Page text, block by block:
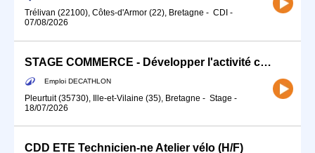
Trélivan (22100), Côtes-d'Armor (22), Bretagne - CDI -
07/08/2026
STAGE COMMERCE - Développer l'activité commerciale de ton sport (H/F)
Emploi DECATHLON
Pleurtuit (35730), Ille-et-Vilaine (35), Bretagne - Stage -
18/07/2026
CDD ETE Technicien-ne Atelier vélo (H/F)